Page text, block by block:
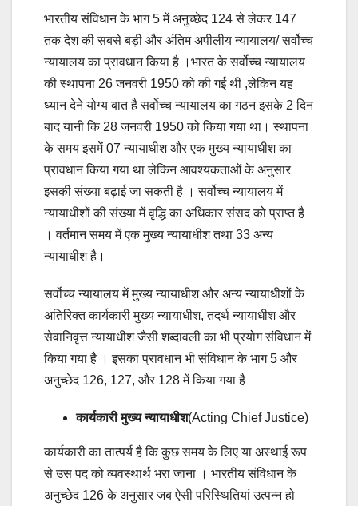
भारतीय संविधान के भाग 5 में अनुच्छेद 124 से लेकर 147
तक देश की सबसे बड़ी और अंतिम अपीलीय न्यायालय/ सर्वोच्च
न्यायालय का प्रावधान किया है ।भारत के सर्वोच्च न्यायालय
की स्थापना 26 जनवरी 1950 को की गई थी ,लेकिन यह
ध्यान देने योग्य बात है सर्वोच्च न्यायालय का गठन इसके 2 दिन
बाद यानी कि 28 जनवरी 1950 को किया गया था। स्थापना
के समय इसमें 07 न्यायाधीश और एक मुख्य न्यायाधीश का
प्रावधान किया गया था लेकिन आवश्यकताओं के अनुसार
इसकी संख्या बढ़ाई जा सकती है । सर्वोच्च न्यायालय में
न्यायाधीशों की संख्या में वृद्धि का अधिकार संसद को प्राप्त है
। वर्तमान समय में एक मुख्य न्यायाधीश तथा 33 अन्य
न्यायाधीश है।
सर्वोच्च न्यायालय में मुख्य न्यायाधीश और अन्य न्यायाधीशों के
अतिरिक्त कार्यकारी मुख्य न्यायाधीश, तदर्थ न्यायाधीश और
सेवानिवृत्त न्यायाधीश जैसी शब्दावली का भी प्रयोग संविधान में
किया गया है । इसका प्रावधान भी संविधान के भाग 5 और
अनुच्छेद 126, 127, और 128 में किया गया है
कार्यकारी मुख्य न्यायाधीश(Acting Chief Justice)
कार्यकारी का तात्पर्य है कि कुछ समय के लिए या अस्थाई रूप
से उस पद को व्यवस्थार्थ भरा जाना । भारतीय संविधान के
अनुच्छेद 126 के अनुसार जब ऐसी परिस्थितियां उत्पन्न हो